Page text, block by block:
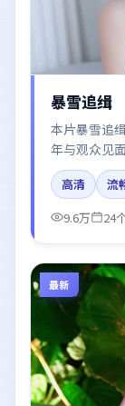
暴雪追缉
本片暴雪追
年与观众见
玺的台词节
色调摄影。
高清
流
9.6万
24
最新